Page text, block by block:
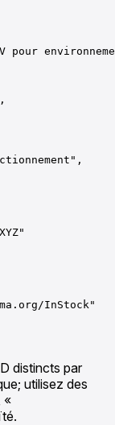
pour
InStock"
distincts par
utilisez des
«